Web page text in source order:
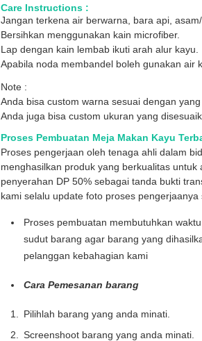
Care Instructions :
Jangan terkena air berwarna, bara api, asam/
Bersihkan menggunakan kain microfiber.
Lap dengan kain lembab ikuti arah alur kayu.
Apabila noda membandel boleh gunakan air
Note :
Anda bisa custom warna sesuai dengan yang
Anda juga bisa custom ukuran yang
Proses Pembuatan Meja Makan Kayu
Proses pengerjaan oleh tenaga ahli dalam
menghasilkan produk yang berkualitas
penyerahan DP 50% sebagai tanda bukti
kami selalu update foto proses pengerjaanya
Proses pembuatan membutuhkan
sudut barang agar barang yang
pelanggan kebahagian kami
Cara Pemesanan barang
Pilihlah barang yang anda minati.
Screenshoot barang yang anda minati.